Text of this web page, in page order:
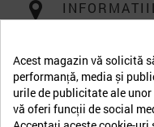
Acest magazin vă solicită
performanță, media și
urile de publicitate ale
vă oferi funcții de social